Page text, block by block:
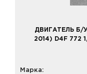
ДВИГАТЕЛЬ Б/У
2014) D4F 772
Марка: